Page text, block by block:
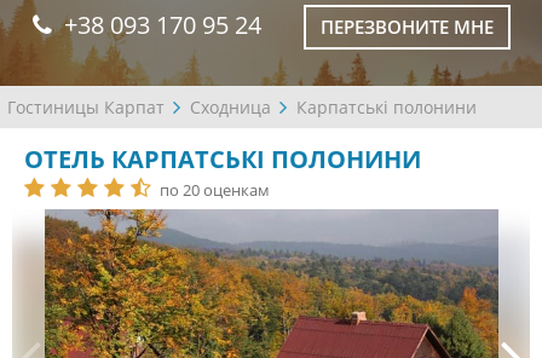
+38 093 170 95 24 ПЕРЕЗВОНИТЕ МНЕ
Гостиницы Карпат Сходница Карпатські полонини
ОТЕЛЬ КАРПАТСЬКІ ПОЛОНИНИ
по 20 оценкам